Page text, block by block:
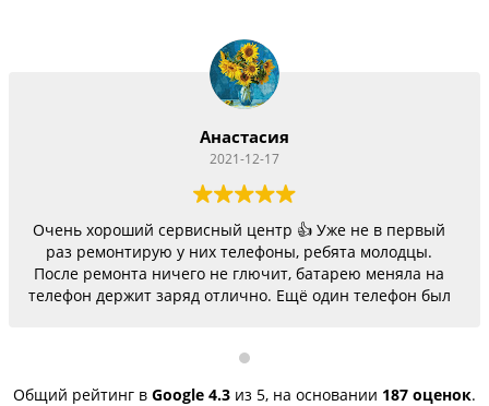
Анастасия
2021-12-17
Очень хороший сервисный центр 👍 Уже не в первый
раз ремонтирую у них телефоны, ребята молодцы.
После ремонта ничего не глючит, батарею меняла на
телефон держит заряд отлично. Ещё один телефон был
сегодня получила телефон, всё исправили, заряд
Общий рейтинг в Google 4.3 из 5, на основании 187 оценок.